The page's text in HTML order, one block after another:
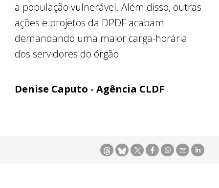
a população vulnerável. Além disso, outras
ações e projetos da DPDF acabam
demandando uma maior carga-horária
dos servidores do órgão.
Denise Caputo - Agência CLDF